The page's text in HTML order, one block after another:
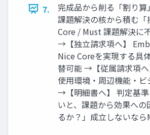
7.
完成品から削る「割り算
課題解決の核から積む「
Core / Must 課題解決に
→【独立請求項へ】
Nice Coreを実現する具
替可能 →【従属請求項
使用環境・周辺機能・ビ
→【明細書へ】 判定基
いと、課題から効果への
るか？」成立しないなら